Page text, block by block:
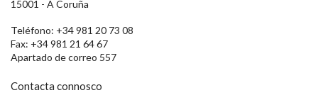
15001 - A Coruña
Teléfono: +34 981 20 73 08
Fax: +34 981 21 64 67
Apartado de correo 557
Contacta connosco